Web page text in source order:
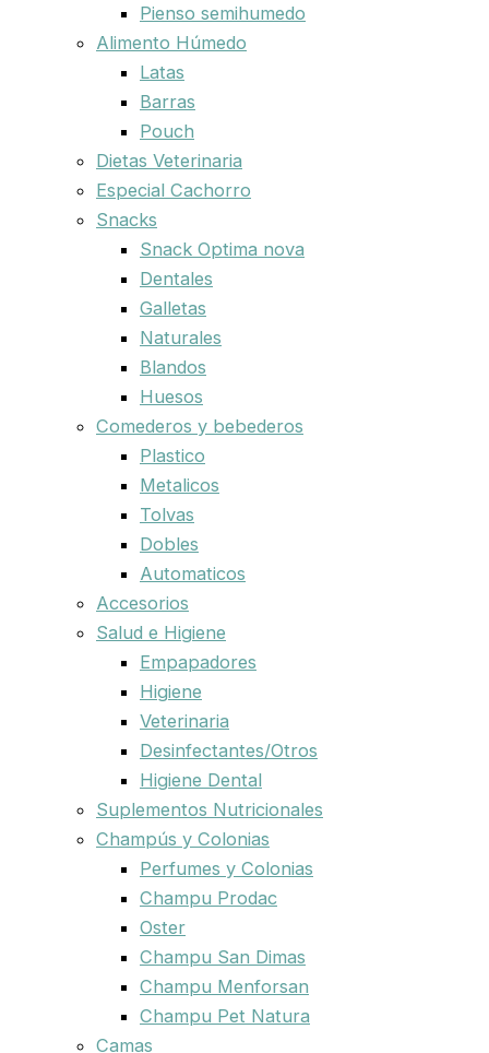
Pienso semihumedo
Alimento Húmedo
Latas
Barras
Pouch
Dietas Veterinaria
Especial Cachorro
Snacks
Snack Optima nova
Dentales
Galletas
Naturales
Blandos
Huesos
Comederos y bebederos
Plastico
Metalicos
Tolvas
Dobles
Automaticos
Accesorios
Salud e Higiene
Empapadores
Higiene
Veterinaria
Desinfectantes/Otros
Higiene Dental
Suplementos Nutricionales
Champús y Colonias
Perfumes y Colonias
Champu Prodac
Oster
Champu San Dimas
Champu Menforsan
Champu Pet Natura
Camas